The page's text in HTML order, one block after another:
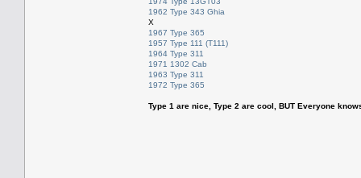
1962 Type 343 Ghia
X
1967 Type 365
1957 Type 111 (T111)
1964 Type 311
1971 1302 Cab
1963 Type 311
1972 Type 365
Type 1 are nice, Type 2 are cool, BUT Everyone